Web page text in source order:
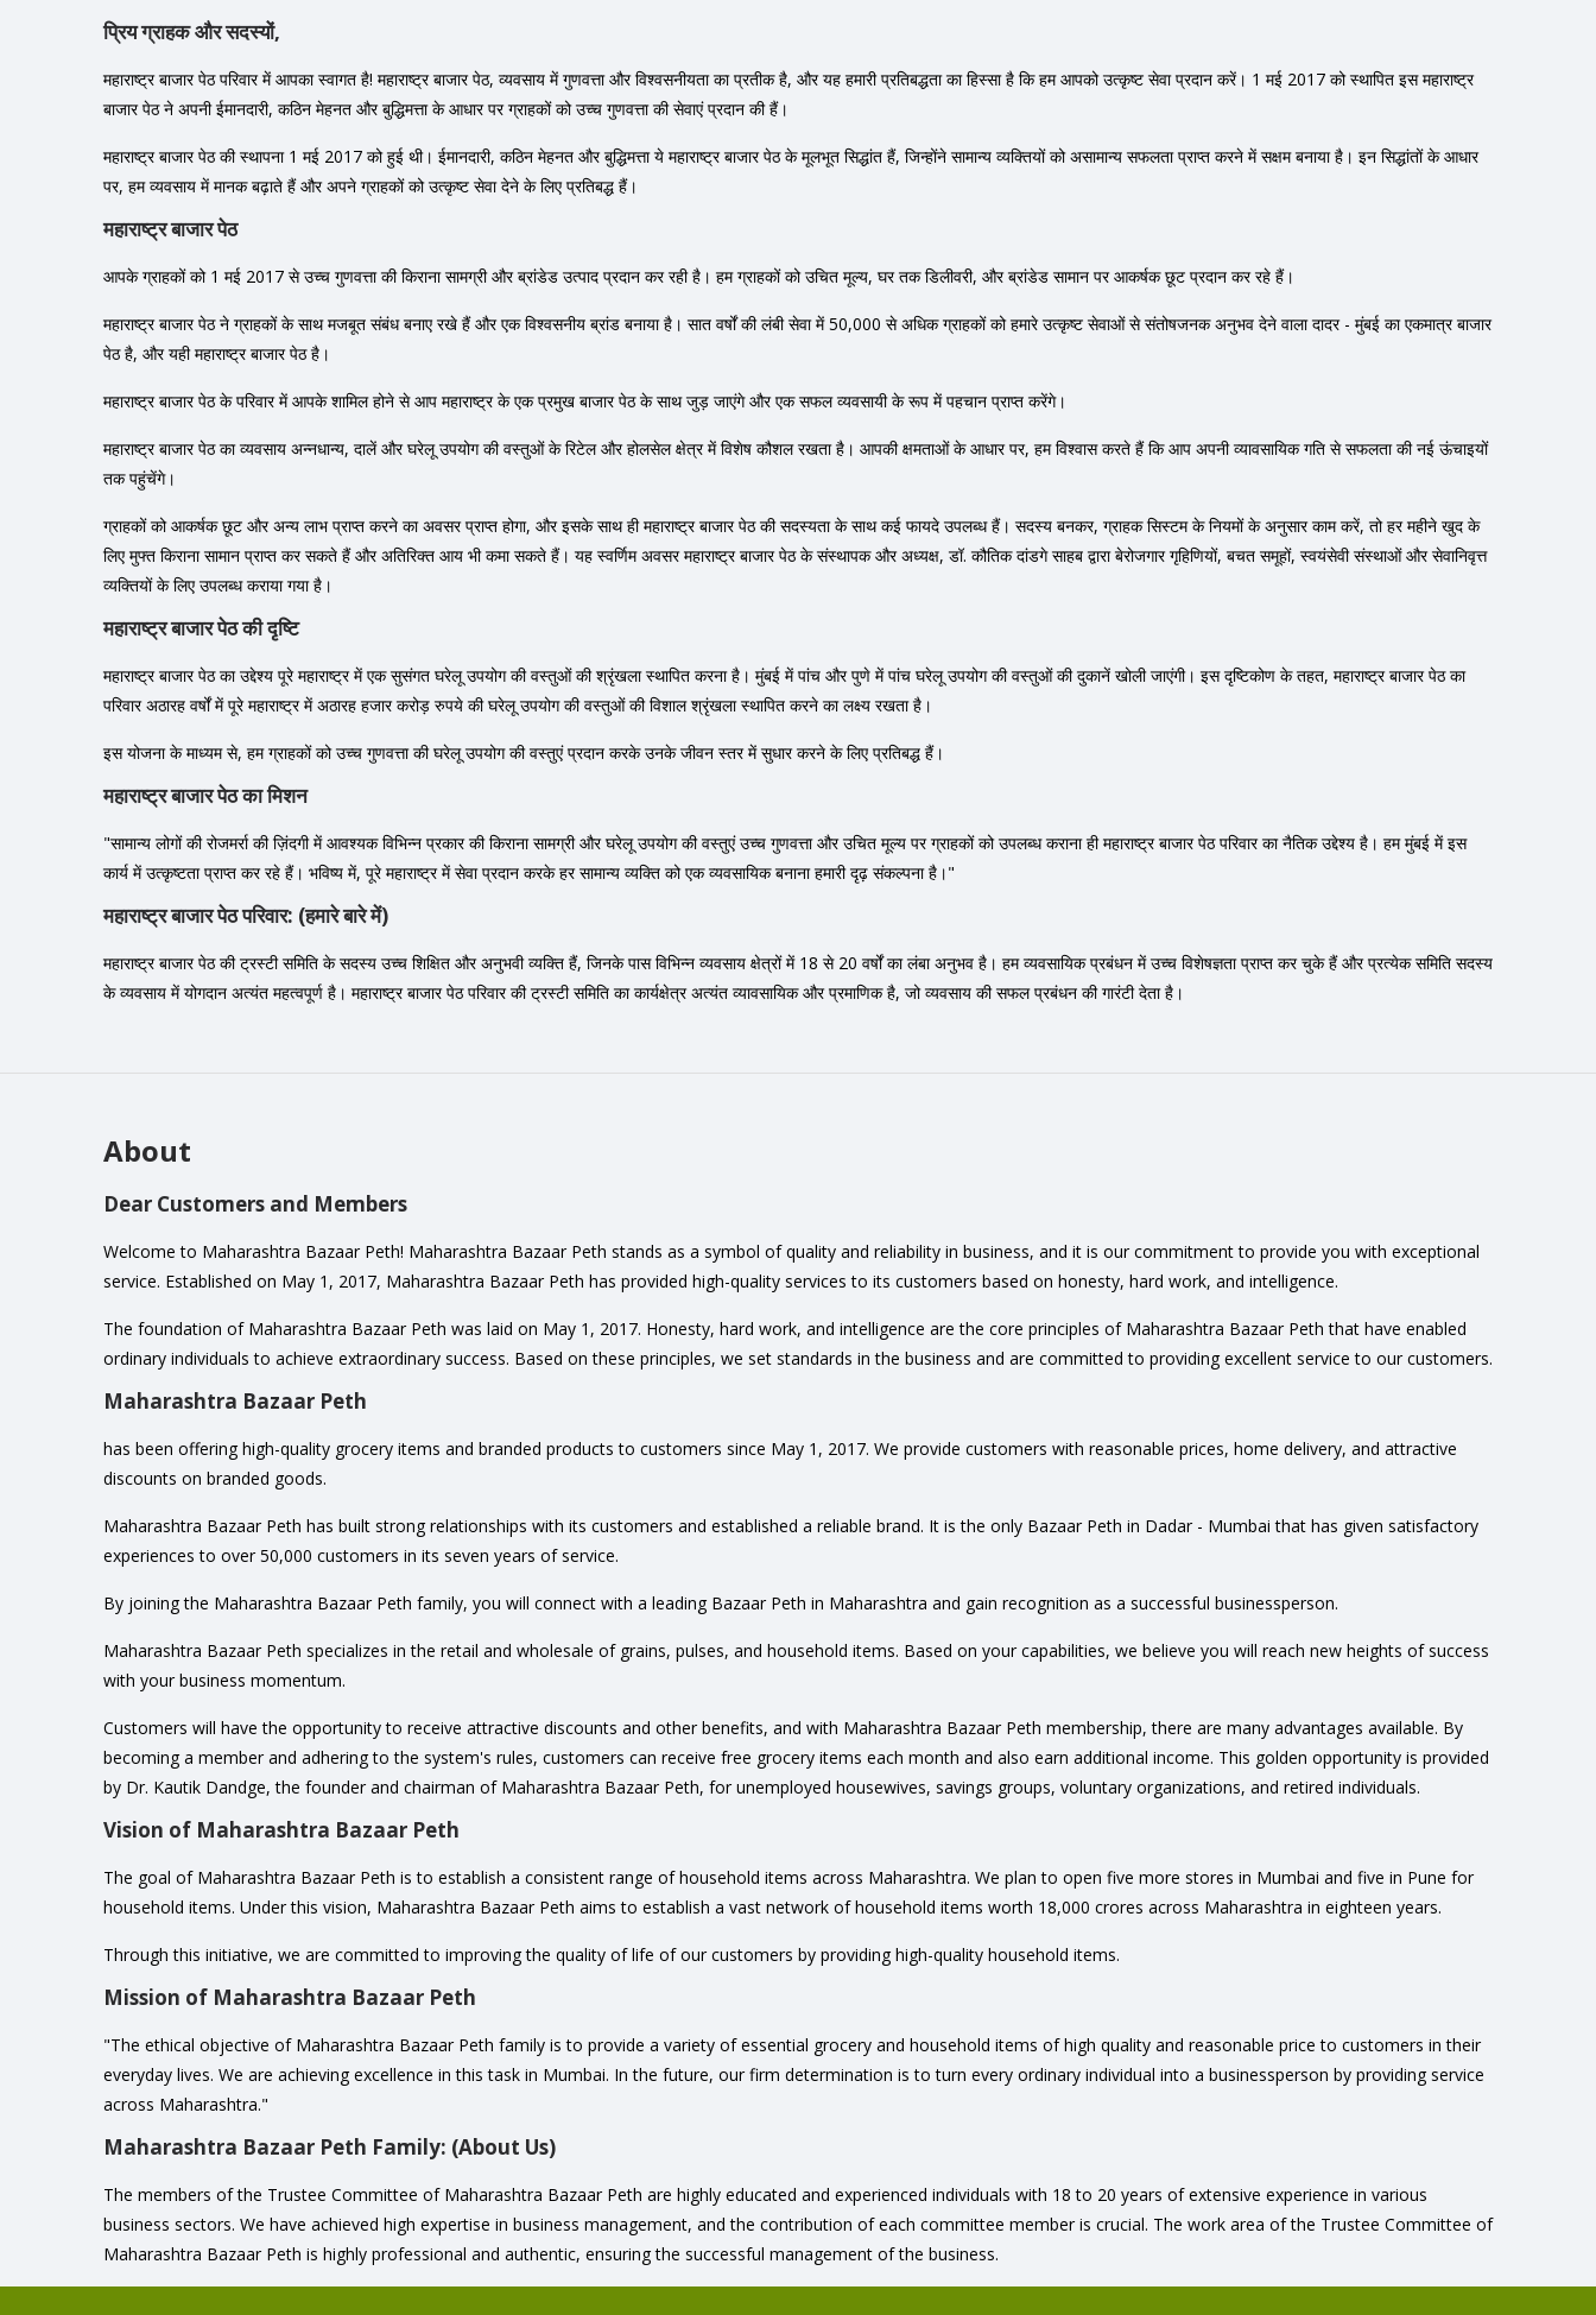
प्रिय ग्राहक और सदस्यों,
महाराष्ट्र बाजार पेठ परिवार में आपका स्वागत है! महाराष्ट्र बाजार पेठ, व्यवसाय में गुणवत्ता और विश्वसनीयता का प्रतीक है, और यह हमारी प्रतिबद्धता का हिस्सा है कि हम आपको उत्कृष्ट सेवा प्रदान करें। 1 मई 2017 को स्थापित इस महाराष्ट्र
बाजार पेठ ने अपनी ईमानदारी, कठिन मेहनत और बुद्धिमत्ता के आधार पर ग्राहकों को उच्च गुणवत्ता की सेवाएं प्रदान की हैं।
महाराष्ट्र बाजार पेठ की स्थापना 1 मई 2017 को हुई थी। ईमानदारी, कठिन मेहनत और बुद्धिमत्ता ये महाराष्ट्र बाजार पेठ के मूलभूत सिद्धांत हैं, जिन्होंने सामान्य व्यक्तियों को असामान्य सफलता प्राप्त करने में सक्षम बनाया है। इन सिद्धांतों के आधार
पर, हम व्यवसाय में मानक बढ़ाते हैं और अपने ग्राहकों को उत्कृष्ट सेवा देने के लिए प्रतिबद्ध हैं।
महाराष्ट्र बाजार पेठ
आपके ग्राहकों को 1 मई 2017 से उच्च गुणवत्ता की किराना सामग्री और ब्रांडेड उत्पाद प्रदान कर रही है। हम ग्राहकों को उचित मूल्य, घर तक डिलीवरी, और ब्रांडेड सामान पर आकर्षक छूट प्रदान कर रहे हैं।
महाराष्ट्र बाजार पेठ ने ग्राहकों के साथ मजबूत संबंध बनाए रखे हैं और एक विश्वसनीय ब्रांड बनाया है। सात वर्षों की लंबी सेवा में 50,000 से अधिक ग्राहकों को हमारे उत्कृष्ट सेवाओं से संतोषजनक अनुभव देने वाला दादर - मुंबई का एकमात्र बाजार
पेठ है, और यही महाराष्ट्र बाजार पेठ है।
महाराष्ट्र बाजार पेठ के परिवार में आपके शामिल होने से आप महाराष्ट्र के एक प्रमुख बाजार पेठ के साथ जुड़ जाएंगे और एक सफल व्यवसायी के रूप में पहचान प्राप्त करेंगे।
महाराष्ट्र बाजार पेठ का व्यवसाय अन्नधान्य, दालें और घरेलू उपयोग की वस्तुओं के रिटेल और होलसेल क्षेत्र में विशेष कौशल रखता है। आपकी क्षमताओं के आधार पर, हम विश्वास करते हैं कि आप अपनी व्यावसायिक गति से सफलता की नई ऊंचाइयों
तक पहुंचेंगे।
ग्राहकों को आकर्षक छूट और अन्य लाभ प्राप्त करने का अवसर प्राप्त होगा, और इसके साथ ही महाराष्ट्र बाजार पेठ की सदस्यता के साथ कई फायदे उपलब्ध हैं। सदस्य बनकर, ग्राहक सिस्टम के नियमों के अनुसार काम करें, तो हर महीने खुद के
लिए मुफ्त किराना सामान प्राप्त कर सकते हैं और अतिरिक्त आय भी कमा सकते हैं। यह स्वर्णिम अवसर महाराष्ट्र बाजार पेठ के संस्थापक और अध्यक्ष, डॉ. कौतिक दांडगे साहब द्वारा बेरोजगार गृहिणियों, बचत समूहों, स्वयंसेवी संस्थाओं और सेवानिवृत्त
व्यक्तियों के लिए उपलब्ध कराया गया है।
महाराष्ट्र बाजार पेठ की दृष्टि
महाराष्ट्र बाजार पेठ का उद्देश्य पूरे महाराष्ट्र में एक सुसंगत घरेलू उपयोग की वस्तुओं की श्रृंखला स्थापित करना है। मुंबई में पांच और पुणे में पांच घरेलू उपयोग की वस्तुओं की दुकानें खोली जाएंगी। इस दृष्टिकोण के तहत, महाराष्ट्र बाजार पेठ का
परिवार अठारह वर्षों में पूरे महाराष्ट्र में अठारह हजार करोड़ रुपये की घरेलू उपयोग की वस्तुओं की विशाल श्रृंखला स्थापित करने का लक्ष्य रखता है।
इस योजना के माध्यम से, हम ग्राहकों को उच्च गुणवत्ता की घरेलू उपयोग की वस्तुएं प्रदान करके उनके जीवन स्तर में सुधार करने के लिए प्रतिबद्ध हैं।
महाराष्ट्र बाजार पेठ का मिशन
"सामान्य लोगों की रोजमर्रा की ज़िंदगी में आवश्यक विभिन्न प्रकार की किराना सामग्री और घरेलू उपयोग की वस्तुएं उच्च गुणवत्ता और उचित मूल्य पर ग्राहकों को उपलब्ध कराना ही महाराष्ट्र बाजार पेठ परिवार का नैतिक उद्देश्य है। हम मुंबई में इस
कार्य में उत्कृष्टता प्राप्त कर रहे हैं। भविष्य में, पूरे महाराष्ट्र में सेवा प्रदान करके हर सामान्य व्यक्ति को एक व्यवसायिक बनाना हमारी दृढ़ संकल्पना है।"
महाराष्ट्र बाजार पेठ परिवार: (हमारे बारे में)
महाराष्ट्र बाजार पेठ की ट्रस्टी समिति के सदस्य उच्च शिक्षित और अनुभवी व्यक्ति हैं, जिनके पास विभिन्न व्यवसाय क्षेत्रों में 18 से 20 वर्षों का लंबा अनुभव है। हम व्यवसायिक प्रबंधन में उच्च विशेषज्ञता प्राप्त कर चुके हैं और प्रत्येक समिति सदस्य
के व्यवसाय में योगदान अत्यंत महत्वपूर्ण है। महाराष्ट्र बाजार पेठ परिवार की ट्रस्टी समिति का कार्यक्षेत्र अत्यंत व्यावसायिक और प्रमाणिक है, जो व्यवसाय की सफल प्रबंधन की गारंटी देता है।
About
Dear Customers and Members
Welcome to Maharashtra Bazaar Peth! Maharashtra Bazaar Peth stands as a symbol of quality and reliability in business, and it is our commitment to provide you with exceptional
service. Established on May 1, 2017, Maharashtra Bazaar Peth has provided high-quality services to its customers based on honesty, hard work, and intelligence.
The foundation of Maharashtra Bazaar Peth was laid on May 1, 2017. Honesty, hard work, and intelligence are the core principles of Maharashtra Bazaar Peth that have enabled
ordinary individuals to achieve extraordinary success. Based on these principles, we set standards in the business and are committed to providing excellent service to our customers.
Maharashtra Bazaar Peth
has been offering high-quality grocery items and branded products to customers since May 1, 2017. We provide customers with reasonable prices, home delivery, and attractive
discounts on branded goods.
Maharashtra Bazaar Peth has built strong relationships with its customers and established a reliable brand. It is the only Bazaar Peth in Dadar - Mumbai that has given satisfactory
experiences to over 50,000 customers in its seven years of service.
By joining the Maharashtra Bazaar Peth family, you will connect with a leading Bazaar Peth in Maharashtra and gain recognition as a successful businessperson.
Maharashtra Bazaar Peth specializes in the retail and wholesale of grains, pulses, and household items. Based on your capabilities, we believe you will reach new heights of success
with your business momentum.
Customers will have the opportunity to receive attractive discounts and other benefits, and with Maharashtra Bazaar Peth membership, there are many advantages available. By
becoming a member and adhering to the system's rules, customers can receive free grocery items each month and also earn additional income. This golden opportunity is provided
by Dr. Kautik Dandge, the founder and chairman of Maharashtra Bazaar Peth, for unemployed housewives, savings groups, voluntary organizations, and retired individuals.
Vision of Maharashtra Bazaar Peth
The goal of Maharashtra Bazaar Peth is to establish a consistent range of household items across Maharashtra. We plan to open five more stores in Mumbai and five in Pune for
household items. Under this vision, Maharashtra Bazaar Peth aims to establish a vast network of household items worth 18,000 crores across Maharashtra in eighteen years.
Through this initiative, we are committed to improving the quality of life of our customers by providing high-quality household items.
Mission of Maharashtra Bazaar Peth
"The ethical objective of Maharashtra Bazaar Peth family is to provide a variety of essential grocery and household items of high quality and reasonable price to customers in their
everyday lives. We are achieving excellence in this task in Mumbai. In the future, our firm determination is to turn every ordinary individual into a businessperson by providing service
across Maharashtra."
Maharashtra Bazaar Peth Family: (About Us)
The members of the Trustee Committee of Maharashtra Bazaar Peth are highly educated and experienced individuals with 18 to 20 years of extensive experience in various
business sectors. We have achieved high expertise in business management, and the contribution of each committee member is crucial. The work area of the Trustee Committee of
Maharashtra Bazaar Peth is highly professional and authentic, ensuring the successful management of the business.